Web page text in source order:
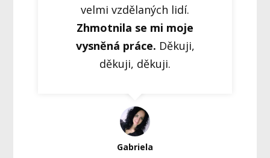
velmi vzdělaných lidí.
Zhmotnila se mi moje
vysněná práce. Děkuji,
děkuji, děkuji.
Gabriela